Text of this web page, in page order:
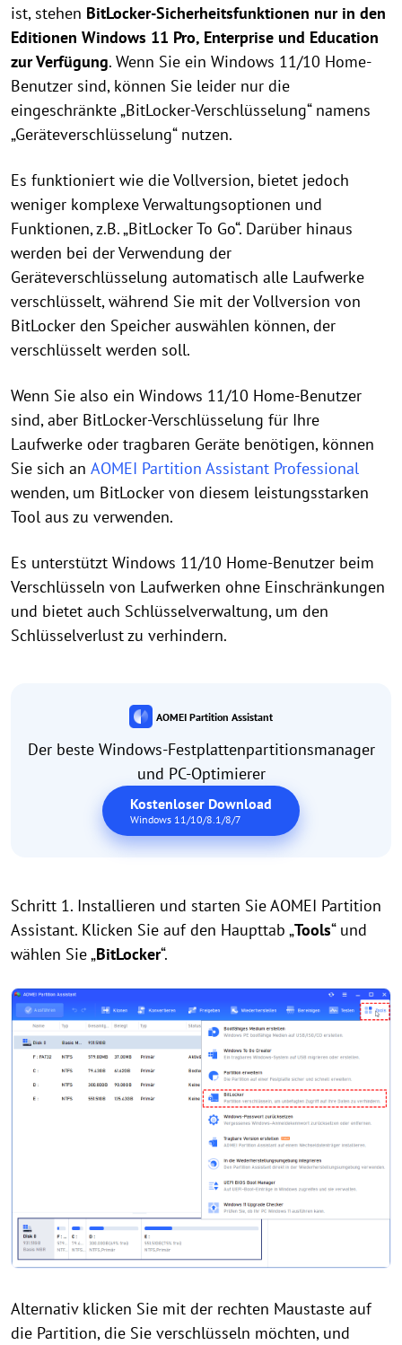
ist, stehen BitLocker-Sicherheitsfunktionen nur in den
Editionen Windows 11 Pro, Enterprise und Education
zur Verfügung. Wenn Sie ein Windows 11/10 Home-
Benutzer sind, können Sie leider nur die
eingeschränkte „BitLocker-Verschlüsselung“ namens
„Geräteverschlüsselung“ nutzen.
Es funktioniert wie die Vollversion, bietet jedoch
weniger komplexe Verwaltungsoptionen und
Funktionen, z.B. „BitLocker To Go“. Darüber hinaus
werden bei der Verwendung der
Geräteverschlüsselung automatisch alle Laufwerke
verschlüsselt, während Sie mit der Vollversion von
BitLocker den Speicher auswählen können, der
verschlüsselt werden soll.
Wenn Sie also ein Windows 11/10 Home-Benutzer
sind, aber BitLocker-Verschlüsselung für Ihre
Laufwerke oder tragbaren Geräte benötigen, können
Sie sich an AOMEI Partition Assistant Professional
wenden, um BitLocker von diesem leistungsstarken
Tool aus zu verwenden.
Es unterstützt Windows 11/10 Home-Benutzer beim
Verschlüsseln von Laufwerken ohne Einschränkungen
und bietet auch Schlüsselverwaltung, um den
Schlüsselverlust zu verhindern.
AOMEI Partition Assistant
Der beste Windows-Festplattenpartitionsmanager
und PC-Optimierer
Kostenloser Download
Windows 11/10/8.1/8/7
Schritt 1. Installieren und starten Sie AOMEI Partition
Assistant. Klicken Sie auf den Haupttab „Tools“ und
wählen Sie „BitLocker“.
Alternativ klicken Sie mit der rechten Maustaste auf
die Partition, die Sie verschlüsseln möchten, und